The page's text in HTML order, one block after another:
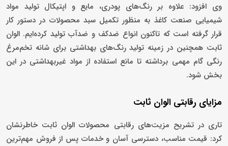
وی افزود: علاوه بر رنگ‌های پودری، مایع و اپتیکال تولید مواد
شیمیایی صنعت کاغذ به منظور تکمیل سبد محصولات در دستور کار
قرار گرفته است که تاکنون انواع ضدکف و ضدآب تولید کرده‌ایم. الوان
ثابت همچنین در زمینه تولید رنگ‌های بهداشتی برای شانه تخم‌مرغ
رنگی گام مهمی برداشته تا مانع استفاده از مواد غیربهداشتی در این
بخش شود.
مزایای رقابتی الوان ثابت
تاری در تشریح مزیت‌های رقابتی محصولات الوان ثابت خاطرنشان
کرد: قیمت مناسب، دسترسی آسان و خدمات پس از فروش مهم‌ترین